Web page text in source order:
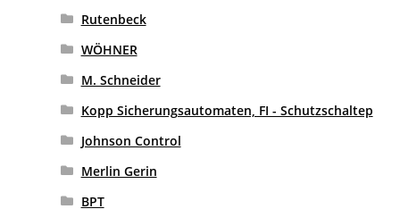
Rutenbeck
WÖHNER
M. Schneider
Kopp Sicherungsautomaten, FI - Schutzschaltep
Johnson Control
Merlin Gerin
BPT